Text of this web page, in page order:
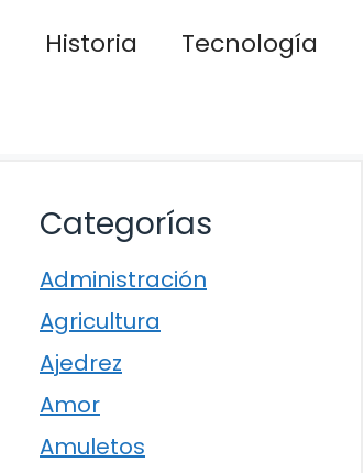
Historia
Tecnología
Categorías
Administración
Agricultura
Ajedrez
Amor
Amuletos